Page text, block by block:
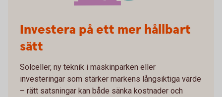
Investera på ett mer hållbart
sätt
Solceller, ny teknik i maskinparken eller
investeringar som stärker markens långsiktiga värde
– rätt satsningar kan både sänka kostnader och